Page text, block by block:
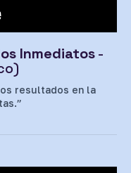
Inmediatos-
resultados en la